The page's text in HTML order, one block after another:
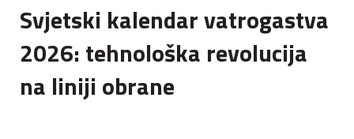
Svjetski kalendar vatrogastva
2026: tehnološka revolucija
na liniji obrane